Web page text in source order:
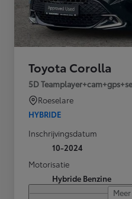
Toyota Corolla
5D
Roeselare
HYBRIDE
Inschrijvingsdatum
10-2024
Motorisatie
Hybride Benzine